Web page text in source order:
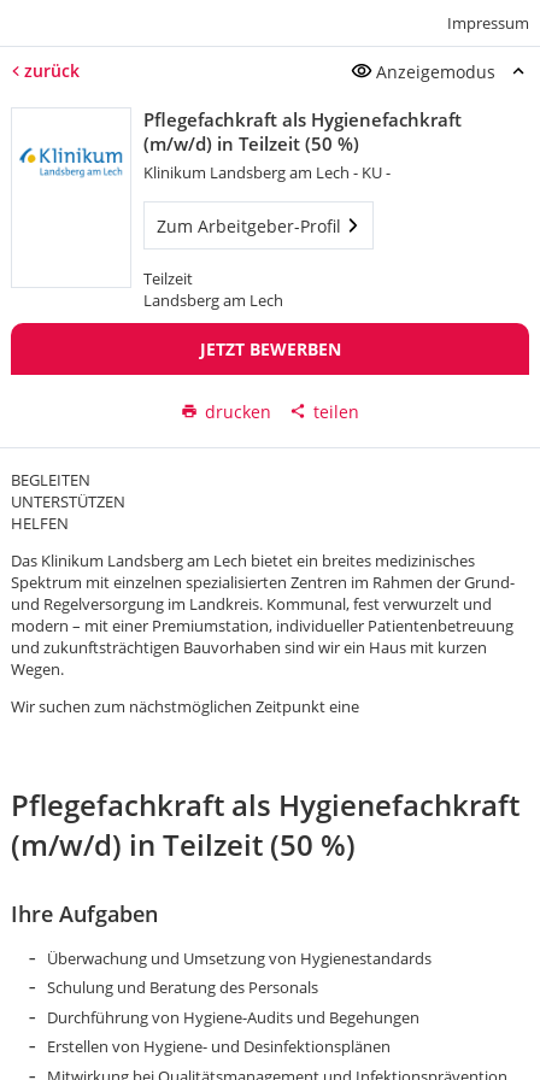
Impressum
zurück Anzeigemodus
Pflegefachkraft als Hygienefachkraft
(m/w/d) in Teilzeit (50 %)
Klinikum Landsberg am Lech - KU -
Zum Arbeitgeber-Profil
Teilzeit
Landsberg am Lech
JETZT BEWERBEN
drucken teilen
BEGLEITEN
UNTERSTÜTZEN
HELFEN
Das Klinikum Landsberg am Lech bietet ein breites medizinisches
Spektrum mit einzelnen spezialisierten Zentren im Rahmen der Grund-
und Regelversorgung im Landkreis. Kommunal, fest verwurzelt und
modern – mit einer Premiumstation, individueller Patientenbetreuung
und zukunftsträchtigen Bauvorhaben sind wir ein Haus mit kurzen
Wegen.
Wir suchen zum nächstmöglichen Zeitpunkt eine
Pflegefachkraft als Hygienefachkraft
(m/w/d) in Teilzeit (50 %)
Ihre Aufgaben
Überwachung und Umsetzung von Hygienestandards
Schulung und Beratung des Personals
Durchführung von Hygiene-Audits und Begehungen
Erstellen von Hygiene- und Desinfektionsplänen
Karte anzeigen